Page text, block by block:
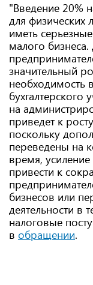
"Введение 20%
для физических
иметь
малого
значительный
необходимость
бухгалтерского
на
приведет к
поскольку
переведены на
время,
привести к
бизнесов или
деятельности в
налоговые
в обращении.